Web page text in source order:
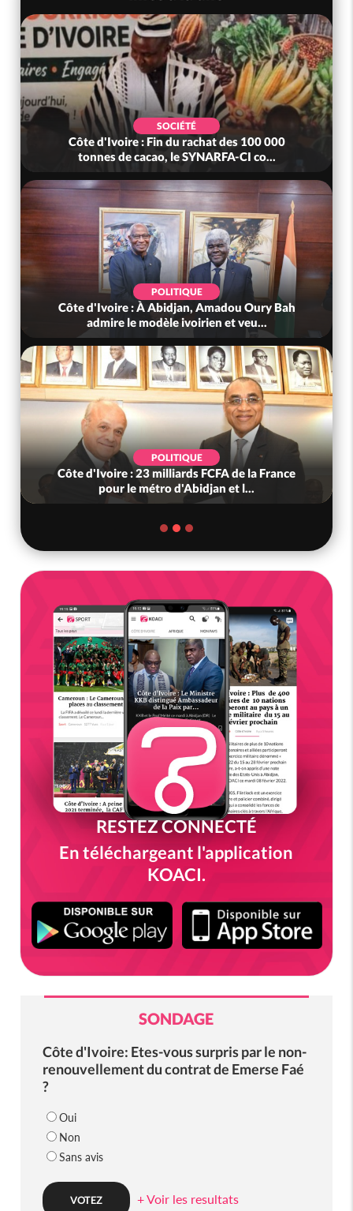
SOCIÉTÉ
Côte d'Ivoire : Fin du rachat des 100 000
tonnes de cacao, le SYNARFA-CI co...
POLITIQUE
Côte d'Ivoire : À Abidjan, Amadou Oury Bah
admire le modèle ivoirien et veu...
POLITIQUE
Côte d'Ivoire : 23 milliards FCFA de la France
pour le métro d'Abidjan et l...
RESTEZ CONNECTÉ
En téléchargeant l'application
KOACI.
SONDAGE
Côte d'Ivoire: Etes-vous surpris par le non-
renouvellement du contrat de Emerse Faé
?
Oui
Non
Sans avis
+ Voir les resultats